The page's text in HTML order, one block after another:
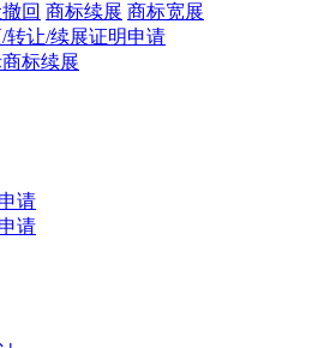
回 商标续展 商标宽展
转让/续展证明申请
标续展
请
请